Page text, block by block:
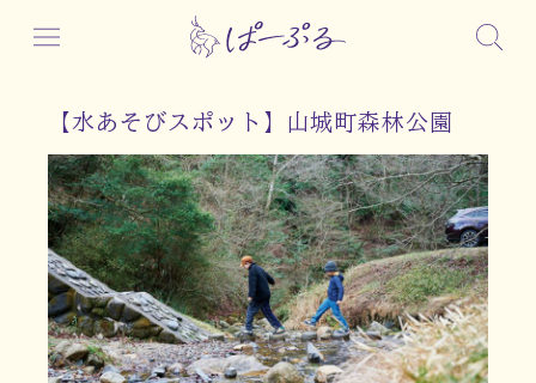
【水あそびスポット】山城町森林公園